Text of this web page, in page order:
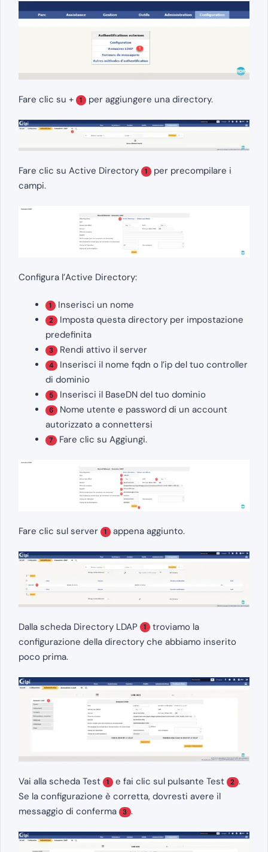
Fare clic su + 1 per aggiungere una directory.
Fare clic su Active Directory 1 per precompilare i
campi.
Configura l’Active Directory:
1 Inserisci un nome
2 Imposta questa directory per impostazione
predefinita
3 Rendi attivo il server
4 Inserisci il nome fqdn o l’ip del tuo controller
di dominio
5 Inserisci il BaseDN del tuo dominio
6 Nome utente e password di un account
autorizzato a connettersi
7 Fare clic su Aggiungi.
Fare clic sul server 1 appena aggiunto.
Dalla scheda Directory LDAP 1 troviamo la
configurazione della directory che abbiamo inserito
poco prima.
Vai alla scheda Test 1 e fai clic sul pulsante Test 2 .
Se la configurazione è corretta, dovresti avere il
messaggio di conferma
3 .